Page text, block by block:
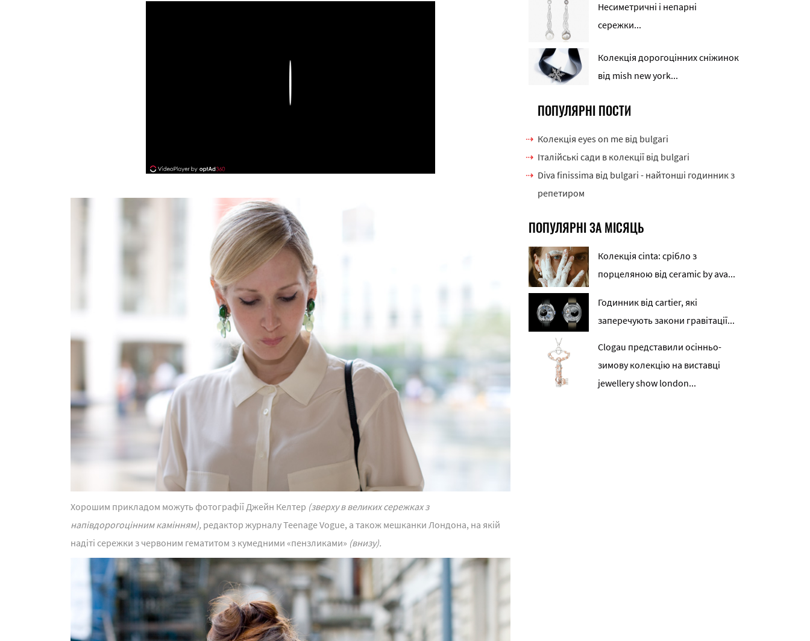
Хорошим прикладом можуть фотографії Джейн Келтер (зверху в великих сережках з
напівдорогоцінним камінням), редактор журналу Teenage Vogue, а також мешканки Лондона, на якій
надіті сережки з червоним гематитом з кумедними «пензликами» (внизу).
Несиметричні і непарні
сережки...
Колекція дорогоцінних сніжинок
від mish new york...
ПОПУЛЯРНІ ПОСТИ
Колекція eyes on me від bulgari
Італійські сади в колекції від bulgari
Diva finissima від bulgari - найтонші годинник з
репетиром
ПОПУЛЯРНІ ЗА МІСЯЦЬ
Колекція cinta: срібло з
порцеляною від ceramic by ava...
Годинник від cartier, які
заперечують закони гравітації...
Clogau представили осінньо-
зимову колекцію на виставці
jewellery show london...